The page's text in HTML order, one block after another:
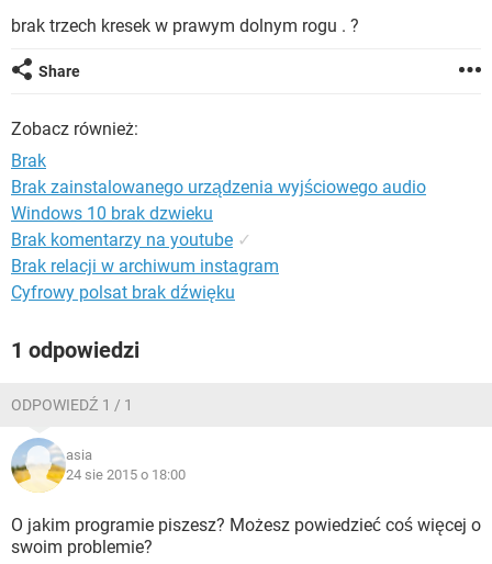
INSTAGRAM FACEBOOK
WINDOWS 10
INSTAGRAM
WINDOWS 10
brak trzech kresek w prawym dolnym rogu . ?
Share
Zobacz również:
Brak
Brak zainstalowanego urządzenia wyjściowego audio
Windows 10 brak dzwieku
Brak komentarzy na youtube ✓
Brak relacji w archiwum instagram
Cyfrowy polsat brak dźwięku
1 odpowiedzi
ODPOWIEDŹ 1 / 1
asia
24 sie 2015 o 18:00
O jakim programie piszesz? Możesz powiedzieć coś więcej o
swoim problemie?